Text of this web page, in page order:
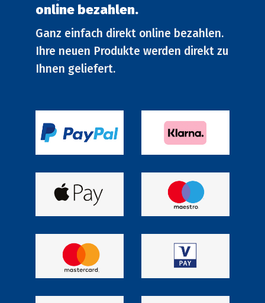
online bezahlen.
Ganz einfach direkt online bezahlen.
Ihre neuen Produkte werden direkt zu
Ihnen geliefert.